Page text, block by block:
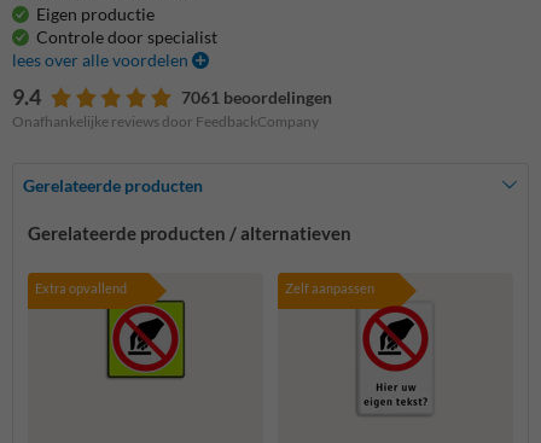
Eigen productie
Controle door specialist
lees over alle voordelen
9.4 7061 beoordelingen
Onafhankelijke reviews door FeedbackCompany
Gerelateerde producten
Gerelateerde producten / alternatieven
Extra opvallend Zelf aanpassen